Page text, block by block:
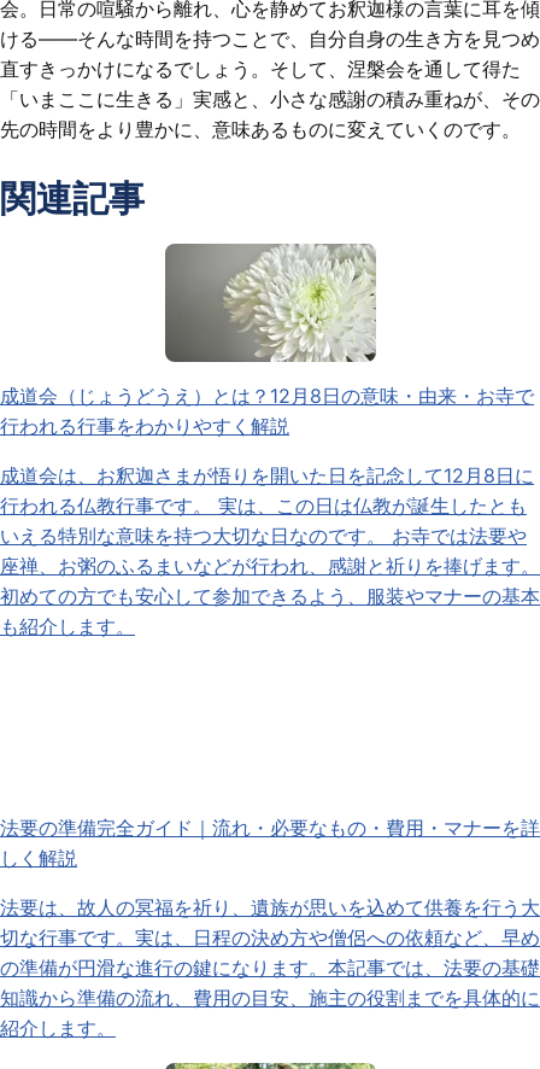
会。日常の喧騒から離れ、心を静めてお釈迦様の言葉に耳を傾
ける——そんな時間を持つことで、自分自身の生き方を見つめ
直すきっかけになるでしょう。そして、涅槃会を通して得た
「いまここに生きる」実感と、小さな感謝の積み重ねが、その
先の時間をより豊かに、意味あるものに変えていくのです。
関連記事
成道会（じょうどうえ）とは？12月8日の意味・由来・お寺で
行われる行事をわかりやすく解説
成道会は、お釈迦さまが悟りを開いた日を記念して12月8日に
行われる仏教行事です。 実は、この日は仏教が誕生したとも
いえる特別な意味を持つ大切な日なのです。 お寺では法要や
座禅、お粥のふるまいなどが行われ、感謝と祈りを捧げます。
初めての方でも安心して参加できるよう、服装やマナーの基本
も紹介します。
法要の準備完全ガイド｜流れ・必要なもの・費用・マナーを詳
しく解説
法要は、故人の冥福を祈り、遺族が思いを込めて供養を行う大
切な行事です。実は、日程の決め方や僧侶への依頼など、早め
の準備が円滑な進行の鍵になります。本記事では、法要の基礎
知識から準備の流れ、費用の目安、施主の役割までを具体的に
紹介します。